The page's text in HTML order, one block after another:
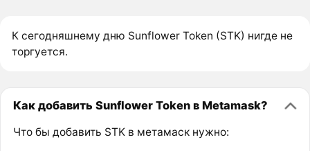
К сегодняшнему дню Sunflower Token (STK) нигде не
торгуется.
Как добавить Sunflower Token в Metamask?
Что бы добавить STK в метамаск нужно: